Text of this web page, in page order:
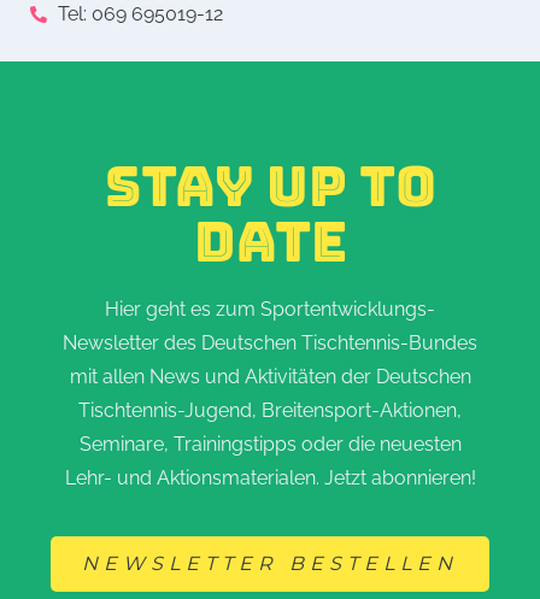
Tel: 069 695019-12
STAY UP TO
DATE
Hier geht es zum Sportentwicklungs-
Newsletter des Deutschen Tischtennis-Bundes
mit allen News und Aktivitäten der Deutschen
Tischtennis-Jugend, Breitensport-Aktionen,
Seminare, Trainingstipps oder die neuesten
Lehr- und Aktionsmaterialen. Jetzt abonnieren!
NEWSLETTER BESTELLEN